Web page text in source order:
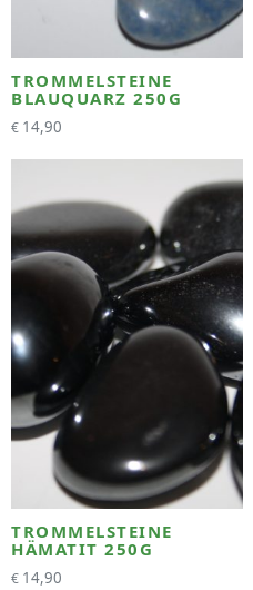
TROMMELSTEINE
BLAUQUARZ 250G
€ 14,90
TROMMELSTEINE
HÄMATIT 250G
€ 14,90